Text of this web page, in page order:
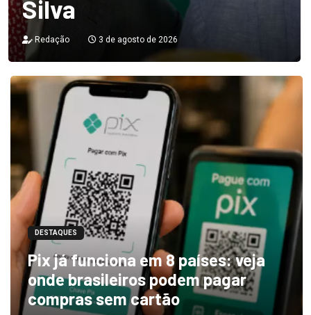
Silva
Redação 3 de agosto de 2026
DESTAQUES
Pix já funciona em 8 países: veja
onde brasileiros podem pagar
compras sem cartão